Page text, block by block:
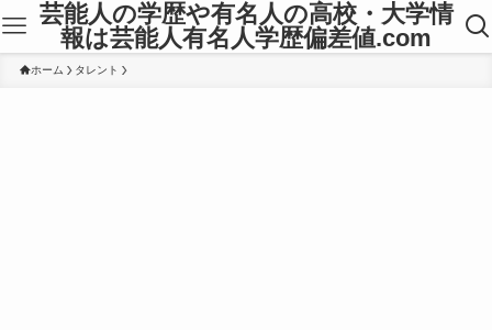
芸能人の学歴や有名人の高校・大学情
報は芸能人有名人学歴偏差値.com
ホーム タレント